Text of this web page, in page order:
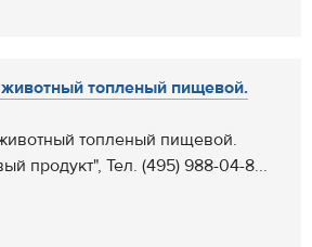
топленый пищевой.
топленый пищевой.
продукт", Тел. (495) 988-04-8...